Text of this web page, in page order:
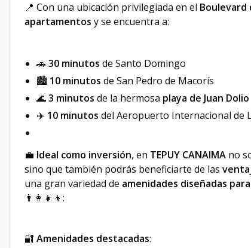
📍 Con una ubicación privilegiada en el Boulevard
apartamentos y se encuentra a:
🚗 30 minutos de Santo Domingo
🏙️ 10 minutos de San Pedro de Macorís
🌊3 minutos de la hermosa playa de Juan Dolio
✈️ 10 minutos del Aeropuerto Internacional de
💼 Ideal como inversión, en TEPUY CANAIMA no
sino que también podrás beneficiarte de las
una gran variedad de amenidades diseñadas
👨‍👩‍👧‍👦:
🔐 Amenidades destacadas: